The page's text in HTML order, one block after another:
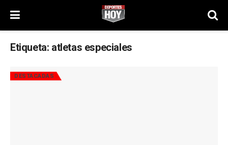
Etiqueta: atletas especiales
DESTACADAS